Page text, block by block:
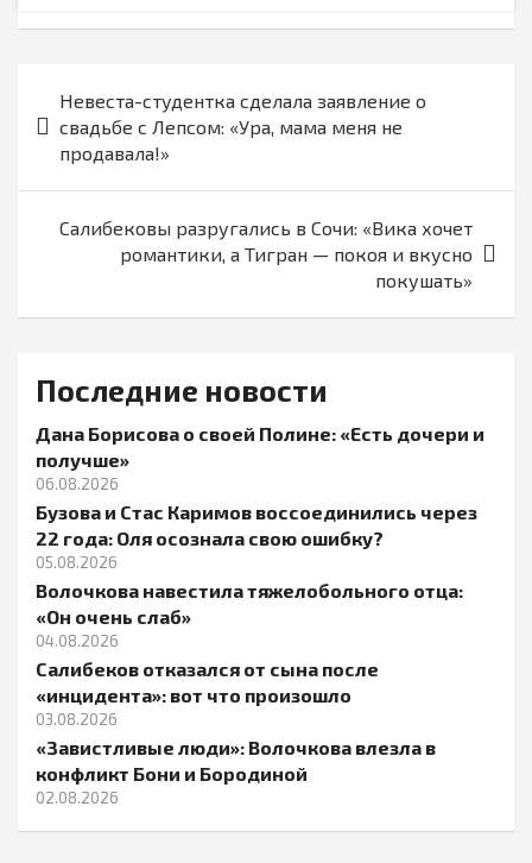
по
записям
Невеста-студентка сделала заявление о
свадьбе с Лепсом: «Ура, мама меня не
продавала!»
Салибековы разругались в Сочи: «Вика хочет
романтики, а Тигран — покоя и вкусно
покушать»
Последние новости
Дана Борисова о своей Полине: «Есть дочери и
получше»
06.08.2026
Бузова и Стас Каримов воссоединились через
22 года: Оля осознала свою ошибку?
05.08.2026
Волочкова навестила тяжелобольного отца:
«Он очень слаб»
04.08.2026
Салибеков отказался от сына после
«инцидента»: вот что произошло
03.08.2026
«Завистливые люди»: Волочкова влезла в
конфликт Бони и Бородиной
02.08.2026